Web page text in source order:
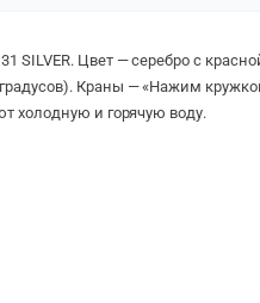
SILVER. Цвет — серебро с
Краны — «Нажим
холодную и горячую воду.